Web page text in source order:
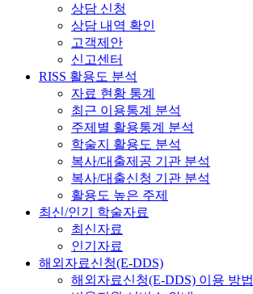
상담 신청
상담 내역 확인
고객제안
신고센터
RISS 활용도 분석
자료 현황 통계
최근 이용통계 분석
주제별 활용통계 분석
학술지 활용도 분석
복사/대출제공 기관 분석
복사/대출신청 기관 분석
활용도 높은 주제
최신/인기 학술자료
최신자료
인기자료
해외자료신청(E-DDS)
해외자료신청(E-DDS) 이용 방법